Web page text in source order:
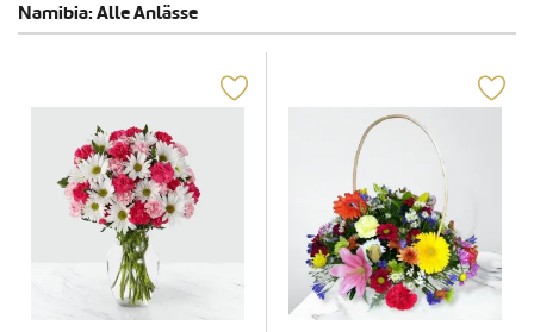
Namibia: Alle Anlässe